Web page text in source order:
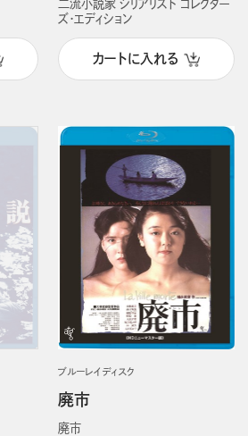
二流小説家 シリアリスト コレクター
ズ・エディション
カートに入れる
ブルーレイディスク
廃市
廃市